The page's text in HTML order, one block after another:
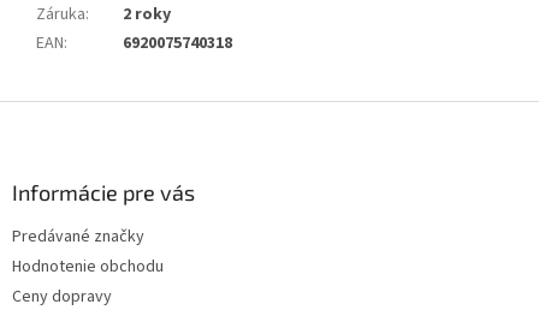
Záruka:
2 roky
EAN: 6920075740318
Informácie pre vás
Predávané značky
Hodnotenie obchodu
Ceny dopravy